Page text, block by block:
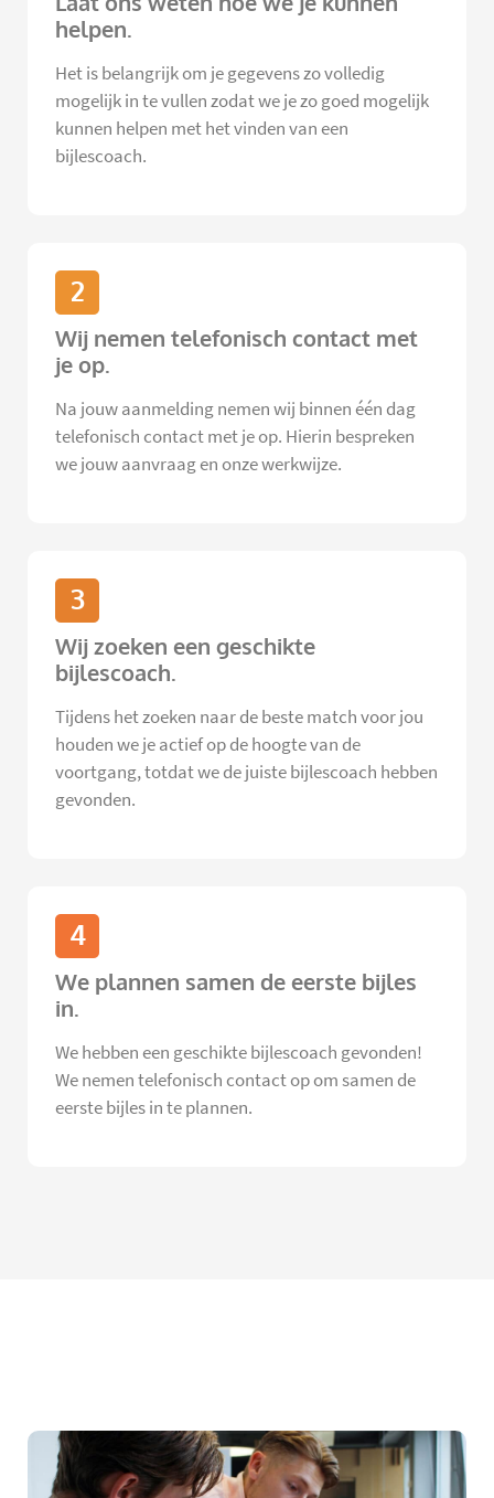
helpen.
Het is belangrijk om je gegevens zo volledig
mogelijk in te vullen zodat we je zo goed mogelijk
kunnen helpen met het vinden van een
bijlescoach.
2
Wij nemen telefonisch contact met
je op.
Na jouw aanmelding nemen wij binnen één dag
telefonisch contact met je op. Hierin bespreken
we jouw aanvraag en onze werkwijze.
3
Wij zoeken een geschikte
bijlescoach.
Tijdens het zoeken naar de beste match voor jou
houden we je actief op de hoogte van de
voortgang, totdat we de juiste bijlescoach hebben
gevonden.
4
We plannen samen de eerste bijles
in.
We hebben een geschikte bijlescoach gevonden!
We nemen telefonisch contact op om samen de
eerste bijles in te plannen.